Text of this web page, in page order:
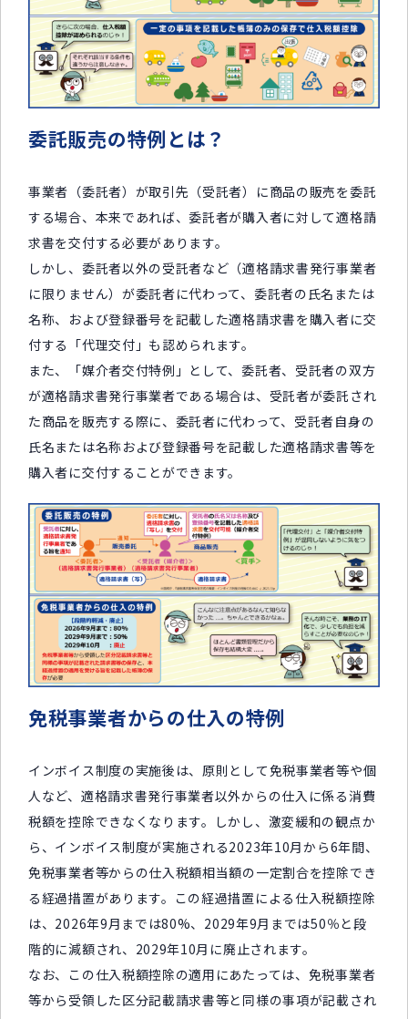
委託販売の特例とは？
事業者（委託者）が取引先（受託者）に商品の販売を委託
する場合、本来であれば、委託者が購入者に対して適格請
求書を交付する必要があります。
しかし、委託者以外の受託者など（適格請求書発行事業者
に限りません）が委託者に代わって、委託者の氏名または
名称、および登録番号を記載した適格請求書を購入者に交
付する「代理交付」も認められます。
また、「媒介者交付特例」として、委託者、受託者の双方
が適格請求書発行事業者である場合は、受託者が委託され
た商品を販売する際に、委託者に代わって、受託者自身の
氏名または名称および登録番号を記載した適格請求書等を
購入者に交付することができます。
免税事業者からの仕入の特例
インボイス制度の実施後は、原則として免税事業者等や個
人など、適格請求書発行事業者以外からの仕入に係る消費
税額を控除できなくなります。しかし、激変緩和の観点か
ら、インボイス制度が実施される2023年10月から6年間、
免税事業者等からの仕入税額相当額の一定割合を控除でき
る経過措置があります。この経過措置による仕入税額控除
は、2026年9月までは80%、2029年9月までは50％と段
階的に減額され、2029年10月に廃止されます。
なお、この仕入税額控除の適用にあたっては、免税事業者
等から受領した区分記載請求書等と同様の事項が記載され